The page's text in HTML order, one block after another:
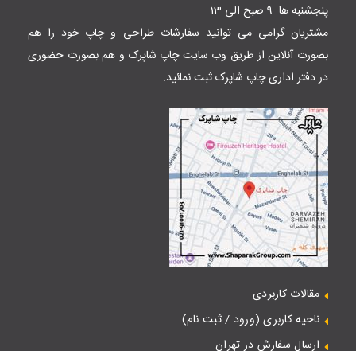
پنجشنبه ها: 9 صبح الی 13
مشتریان گرامی می توانید سفارشات طراحی و چاپ خود را هم
بصورت آنلاین از طریق وب سایتچاپ شاپرک و هم بصورت حضوری
در دفتر اداری چاپ شاپرک ثبت نمائید.
مقالات کاربردی
ناحیه کاربری (ورود / ثبت نام)
ارسال سفارش در تهران